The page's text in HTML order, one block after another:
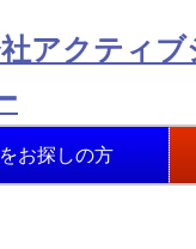
お探しの方